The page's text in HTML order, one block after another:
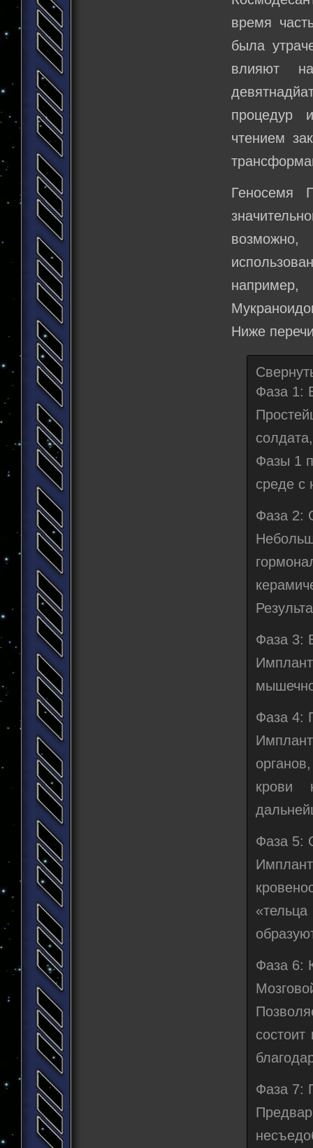
время
была
влияют
процедур
чтением
Геносемя
Ниже
Фаза 1:
Фазы 1
среде с
Фаза 2:
Фаза 3:
Фаза 4:
крови
Фаза 5:
Фаза 6:
Фаза 7: